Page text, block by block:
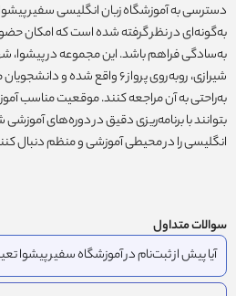
دسترسی به آموزشگاه زبان انگلیسی سفیر
به‌گونه‌ای در نظر گرفته شده است که امکان
به‌سادگی فراهم باشد. این مجموعه در پیشوا،
شیرازی، روبه‌روی پرواز ۶ واقع
به‌راحتی به آن مراجعه کنند. موقعیت مناسب
بتوانند با برنامه‌ریزی دقیق در دوره‌های
انگلیسی را در محیطی آموزشی و منظم دنبال
سوالات متداول
آیا پیش از ثبت‌نام در آموزشگاه سفیر پیشوا